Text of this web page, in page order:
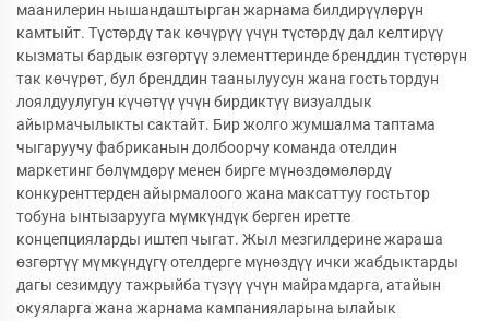
маанилерин нышандаштырган жарнама билдирүүлөрүн
камтыйт. Түстөрдү так көчүрүү үчүн түстөрдү дал келтирүү
кызматы бардык өзгөртүү элементтеринде бренддин түстөрүн
так көчүрөт, бул бренддин таанылуусун жана гостьтордун
лоялдуулугун күчөтүү үчүн бирдиктүү визуалдык
айырмачылыкты сактайт. Бир жолго жумшалма таптама
чыгаруучу фабриканын долбоорчу команда отелдин
маркетинг бөлүмдөрү менен бирге мүнөздөмөлөрдү
конкуренттерден айырмалоого жана максаттуу гостьтор
тобуна ынтызарууга мүмкүндүк берген иретте
концепцияларды иштеп чыгат. Жыл мезгилдерине жараша
өзгөртүү мүмкүндүгү отелдерге мүнөздүү ички жабдыктарды
дагы сезимдуу тажрыйба түзүү үчүн майрамдарга, атайын
окуяларга жана жарнама кампанияларына ылайык